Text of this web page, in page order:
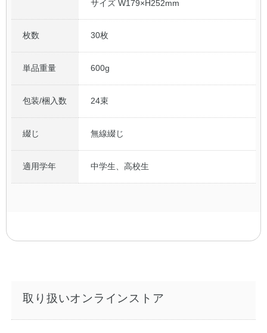
サイズ W179×H252mm
枚数 30枚
単品重量 600g
包装/梱入数 24束
綴じ 無線綴じ
適用学年 中学生、高校生
取り扱いオンラインストア